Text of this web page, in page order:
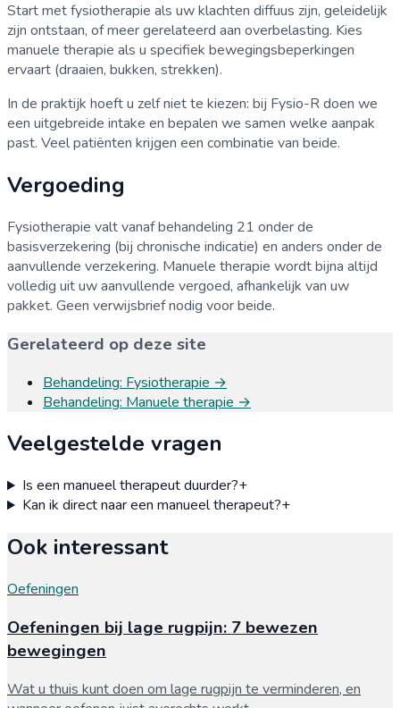
Start met fysiotherapie als uw klachten diffuus zijn, geleidelijk
zijn ontstaan, of meer gerelateerd aan overbelasting. Kies
manuele therapie als u specifiek bewegingsbeperkingen
ervaart (draaien, bukken, strekken).
In de praktijk hoeft u zelf niet te kiezen: bij Fysio-R doen we
een uitgebreide intake en bepalen we samen welke aanpak
past. Veel patiënten krijgen een combinatie van beide.
Vergoeding
Fysiotherapie valt vanaf behandeling 21 onder de
basisverzekering (bij chronische indicatie) en anders onder de
aanvullende verzekering. Manuele therapie wordt bijna altijd
volledig uit uw aanvullende vergoed, afhankelijk van uw
pakket. Geen verwijsbrief nodig voor beide.
Gerelateerd op deze site
Behandeling: Fysiotherapie →
Behandeling: Manuele therapie →
Veelgestelde vragen
Is een manueel therapeut duurder?+
Kan ik direct naar een manueel therapeut?+
Ook interessant
Oefeningen
Oefeningen bij lage rugpijn: 7 bewezen
bewegingen
Wat u thuis kunt doen om lage rugpijn te verminderen, en